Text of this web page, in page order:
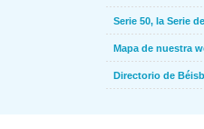
Serie 50, la Serie
Mapa de nuestra
Directorio de